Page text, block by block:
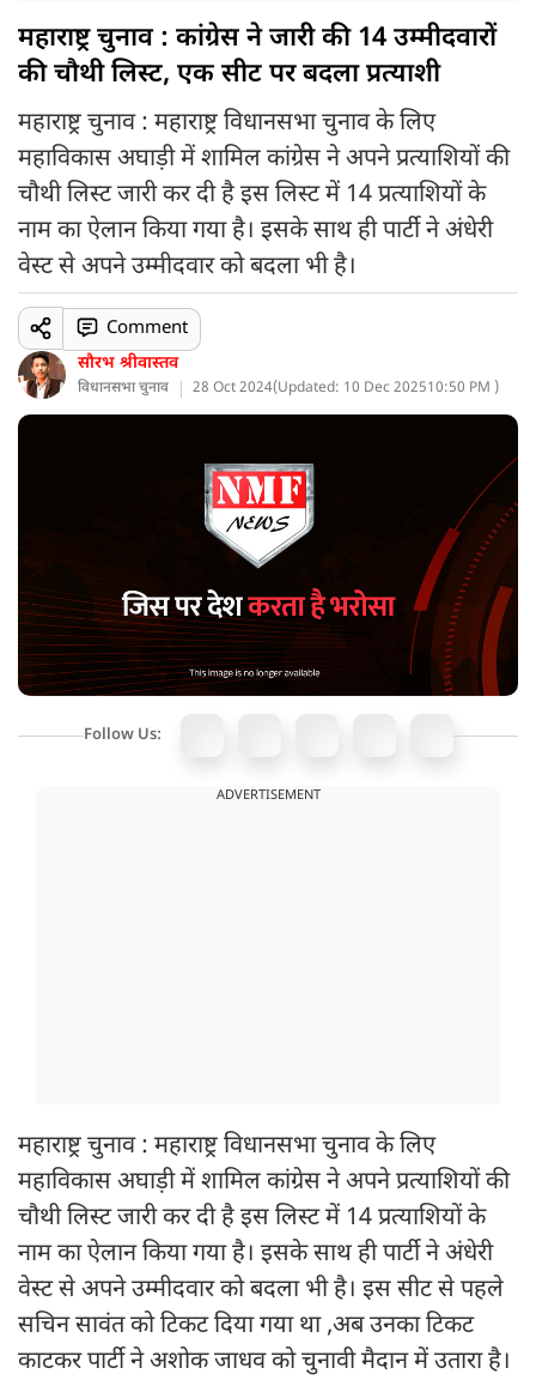
महाराष्ट्र चुनाव : कांग्रेस ने जारी की 14 उम्मीदवारों
की चौथी लिस्ट, एक सीट पर बदला प्रत्याशी
महाराष्ट्र चुनाव : महाराष्ट्र विधानसभा चुनाव के लिए
महाविकास अघाड़ी में शामिल कांग्रेस ने अपने प्रत्याशियों की
चौथी लिस्ट जारी कर दी है इस लिस्ट में 14 प्रत्याशियों के
नाम का ऐलान किया गया है। इसके साथ ही पार्टी ने अंधेरी
वेस्ट से अपने उम्मीदवार को बदला भी है।
सौरभ श्रीवास्तव
विधानसभा चुनाव 28 Oct 2024(Updated: 10 Dec 202510:50 PM )
Comment
Follow Us:
ADVERTISEMENT
महाराष्ट्र चुनाव : महाराष्ट्र विधानसभा चुनाव के लिए
महाविकास अघाड़ी में शामिल कांग्रेस ने अपने प्रत्याशियों की
चौथी लिस्ट जारी कर दी है इस लिस्ट में 14 प्रत्याशियों के
नाम का ऐलान किया गया है। इसके साथ ही पार्टी ने अंधेरी
वेस्ट से अपने उम्मीदवार को बदला भी है। इस सीट से पहले
सचिन सावंत को टिकट दिया गया था ,अब उनका टिकट
काटकर पार्टी ने अशोक जाधव को चुनावी मैदान में उतारा है।